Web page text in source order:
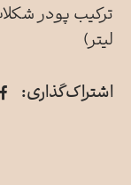
لیتر)
اشتراک‌گذاری: